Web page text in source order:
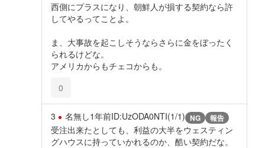
西側にプラスになり、朝鮮人が損する契約なら許
してやるってことよ。
ま、大事故を起こしそうならさらに金をぼったく
られるけどな。
アメリカからもチェコからも。
0
3 名無し1年前ID:UzODA0NTI(1/1) NG 報告
受注出来たとしても、利益の大半をウェスティン
グハウスに持っていかれるのか、酷い契約だな。